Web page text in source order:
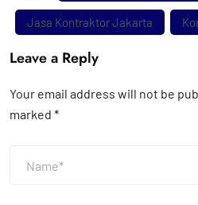
Jasa Kontraktor Jakarta
Leave a Reply
Your email address will not be
marked *